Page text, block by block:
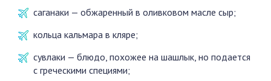
саганаки — обжаренный в оливковом масле сыр;
кольца кальмара в кляре;
сувлаки — блюдо, похожее на шашлык, но подается
с греческими специями;